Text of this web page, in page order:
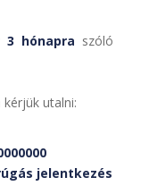
3 hónapra szóló
utalni:
jelentkezés